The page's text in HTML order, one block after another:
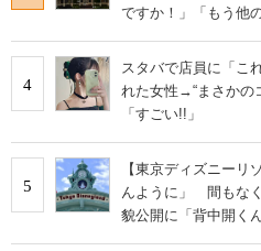
ですか！」「もう他
4
スタバで店員に「こ
れた女性→“まさかの
「すごい!!」
5
【東京ディズニーリ
んように」 間もな
貌公開に「背中開く